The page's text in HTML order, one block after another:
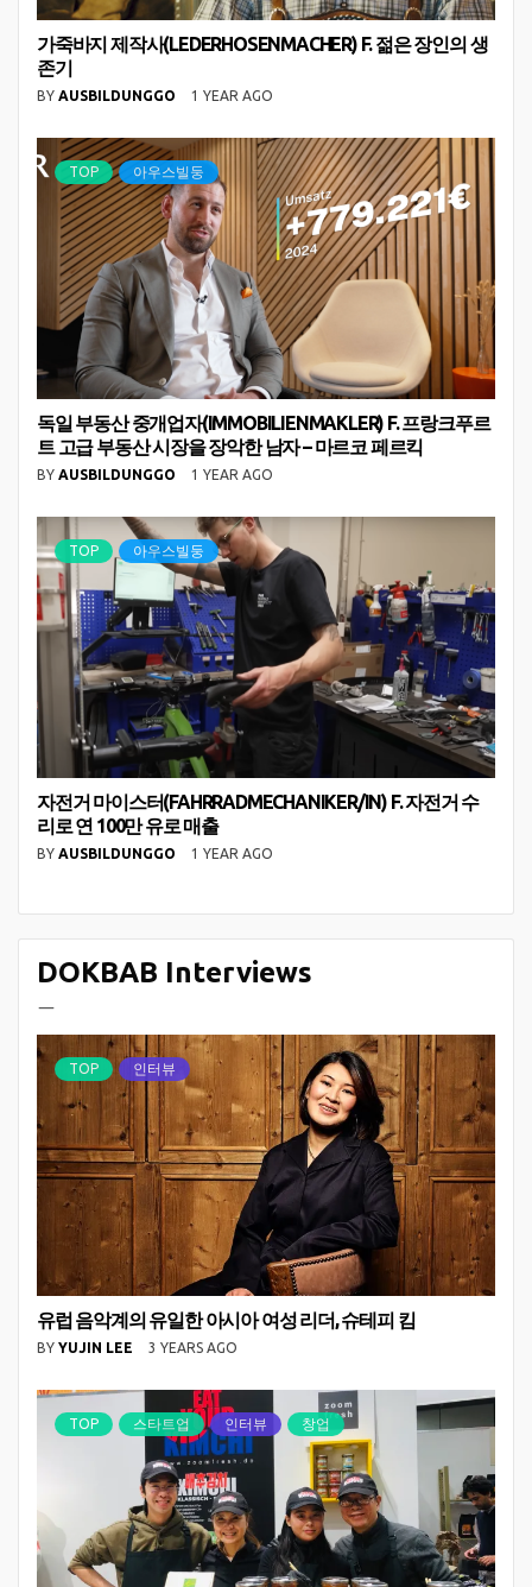
가죽바지 제작사(LEDERHOSENMACHER) F. 젊은 장인의 생
존기
BY AUSBILDUNGGO 1 YEAR AGO
TOP 아우스빌둥
독일 부동산 중개업자(IMMOBILIENMAKLER) F. 프랑크푸르
트 고급 부동산 시장을 장악한 남자 – 마르코 페르킥
BY AUSBILDUNGGO 1 YEAR AGO
TOP 아우스빌둥
자전거 마이스터(FAHRRADMECHANIKER/IN) F. 자전거 수
리로 연 100만 유로 매출
BY AUSBILDUNGGO 1 YEAR AGO
DOKBAB Interviews
ㅡ
TOP 인터뷰
유럽 음악계의 유일한 아시아 여성 리더, 슈테피 킴
BY YUJIN LEE 3 YEARS AGO
TOP 스타트업 인터뷰 창업